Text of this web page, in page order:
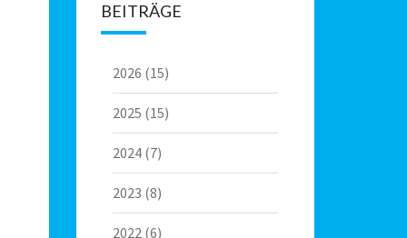
BEITRÄGE
2026 (15)
2025 (15)
2024(7)
2023 (8)
2022(6)